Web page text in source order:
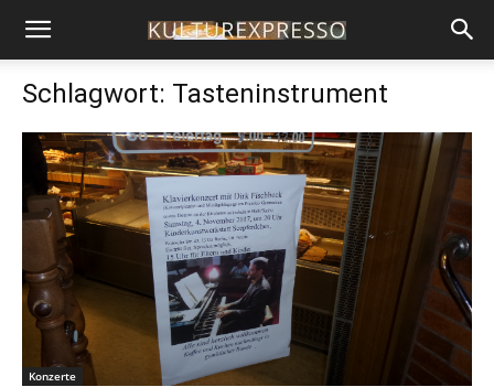
Schlagwort: Tasteninstrument
Konzerte